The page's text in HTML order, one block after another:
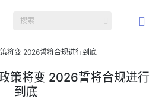
将变 2026誓将合规进行到底
策将变 2026誓将合规进行
到底